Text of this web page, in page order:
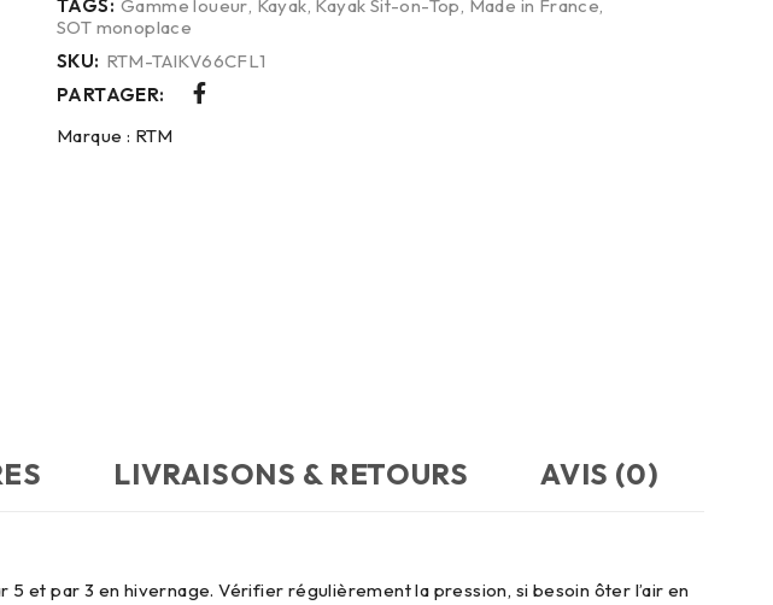
TAGS: Gamme loueur, Kayak, Kayak Sit-on-Top, Made in France,
SOT monoplace
SKU: RTM-TAIKV66CFL1
PARTAGER:
Marque : RTM
LIVRAISONS & RETOURS AVIS (0)
et par 3 en hivernage. Vérifier régulièrement la pression, si besoin ôter l’air en